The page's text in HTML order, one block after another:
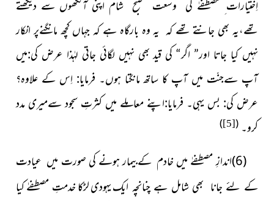
اِختیارات ِ مصطفےٰ کی وسعت صبح شام اپنی آنکھوں سے دیکھتے
تھے،یہ بھی جانتے تھے کہ یہ وہ بارگاہ ہے کہ جہاں کچھ مانگنےپر انکار
نہیں کیا جاتا اور” اگر“ کی قید بھی نہیں لگائی جاتی لہٰذا عرض کی:میں
آپ سےجنّت میں آپ کا ساتھ مانگتا ہوں۔ فرمایا: اِس کے علاوہ؟
عرض کی: بس یہی۔ فرمایا:اپنے معاملے میں کثرتِ سجود سےمیری مدد
کرو۔ (
[5]
)
(6)
اندازِ مصطفےٰ میں خادم کےبیمار ہونے کی صورت میں عیادت
کے لئے جانا بھی شامل ہے چنانچہ ایک یہودی لڑکا خدمتِ مصطفےٰکیا